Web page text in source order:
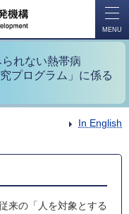
MENU
れない熱帯病
プログラム」に係る
In English
来の「人を対象とする